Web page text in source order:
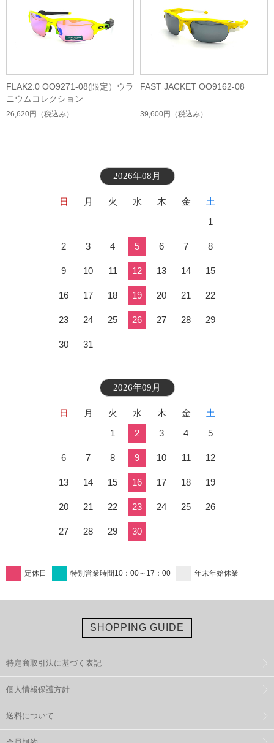
FLAK2.0 OO9271-08(限定）ウラ
ニウムコレクション
26,620円 （税込み）
FAST JACKET OO9162-08
39,600円 （税込み）
2026年08月
日 月 火 水 木 金
土
1
2 3 4 5 6 7 8
9 10 11 12 13 14 15
16 17 18 19 20 21 22
23 24 25 26 27 28 29
30 31
2026年09月
日 月 火 水 木 金
土
1
2 3 4 5
6 7 8 9 10 11 12
13 14 15 16 17 18 19
20 21 22 23 24 25 26
27 28 29 30
定休日 特別営業時間10：00～17：00 年末年始休業
SHOPPING GUIDE
特定商取引法に基づく表記
個人情報保護方針
送料について